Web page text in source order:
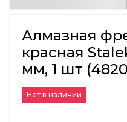
Алмазная
красная
мм, 1 шт
Нет в наличии